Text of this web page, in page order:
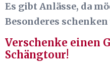
Es gibt Anlässe, da
Besonderes
Verschenke einen
Schängtour!